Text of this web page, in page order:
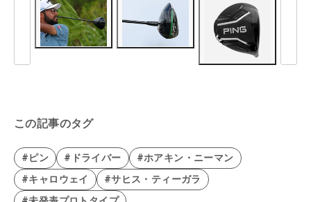
この記事のタグ
#ピン #ドライバー
#ホアキン・ニーマン
#キャロウェイ
#サヒス・ティーガラ